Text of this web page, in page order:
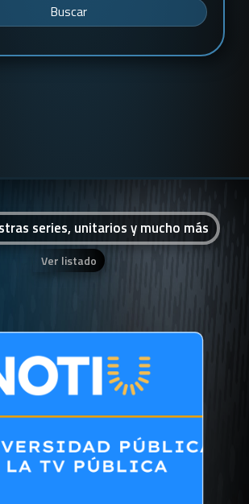
Buscar
series, unitarios y mucho más
Ver listado